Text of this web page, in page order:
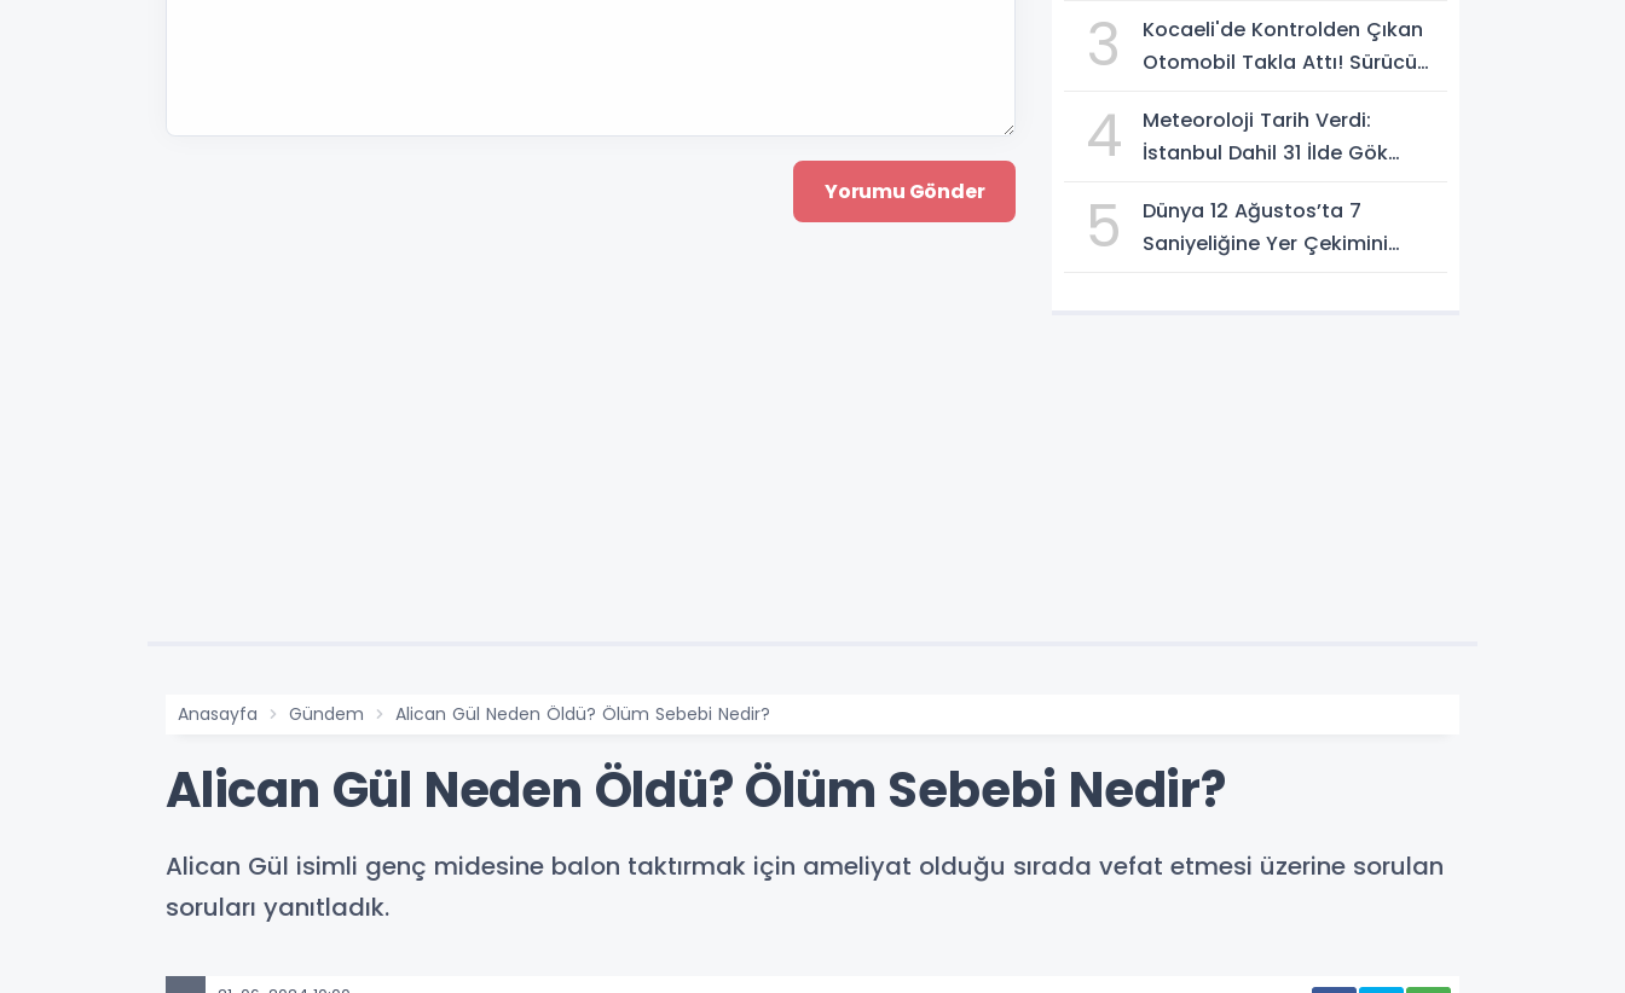
3
Kocaeli'de Kontrolden Çıkan
Otomobil Takla Attı! Sürücü
İmkanlarıyla Çıktı
4
Meteoroloji Tarih Verdi:
İstanbul Dahil 31 İlde Gök
5
Dünya 12 Ağustos’ta 7
Saniyeliğine Yer Çekimini
Anasayfa Gündem Alican Gül Neden Öldü? Ölüm Sebebi Nedir?
Alican Gül Neden Öldü? Ölüm Sebebi Nedir?
Alican Gül isimli genç midesine balon taktırmak için ameliyat olduğu sırada vefat etmesi üzerine sorulan
soruları yanıtladık.